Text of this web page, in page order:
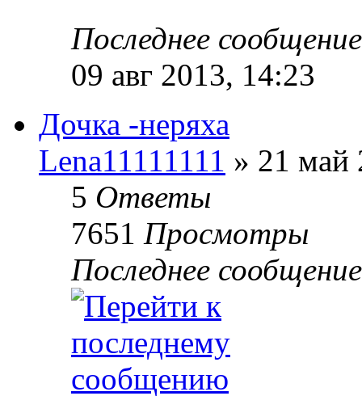
Последнее
09 авг 2013, 14:23
Дочка -неряха
Lena11111111 » 21 май
5 Ответы
7651 Просмотры
Последнее